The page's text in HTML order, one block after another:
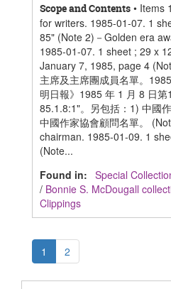
Scope and Contents • Items
for writers. 1985-01-07. 1
85" (Note 2)－Golden era
1985-01-07. 1 sheet ; 29 x
January 7, 1985, page 4
主席及主席團成員名單。
明日報》1985 年 1 月 8 日
85.1.8:1"。另包括：1) 中國
中國作家協會顧問名單。
chairman. 1985-01-09. 1
(Note...
Found in: Special
/ Bonnie S. McDougall
Clippings
1 2